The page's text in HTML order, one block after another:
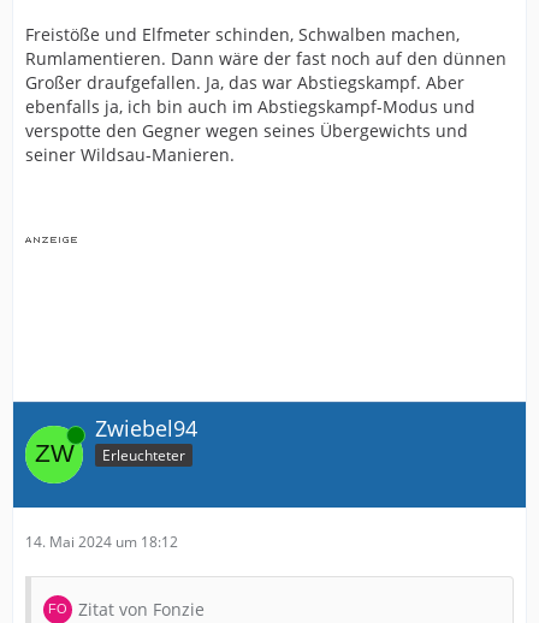
Freistöße und Elfmeter schinden, Schwalben machen,
Rumlamentieren. Dann wäre der fast noch auf den dünnen
Großer draufgefallen. Ja, das war Abstiegskampf. Aber
ebenfalls ja, ich bin auch im Abstiegskampf-Modus und
verspotte den Gegner wegen seines Übergewichts und
seiner Wildsau-Manieren.
Online Zwiebel94
Erleuchteter
14. Mai 2024 um 18:12
Zitat von Fonzie